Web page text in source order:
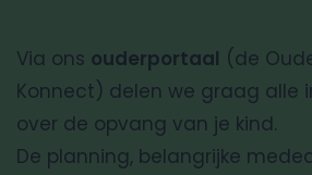
Via ons ouderportaal (de
Konnect) delen we graag alle
over de opvang van je kind.
De planning, belangrijke